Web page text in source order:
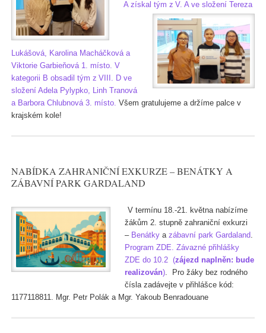
A získal tým z V. A ve složení Tereza
Lukášová, Karolina Macháčková a
Viktorie Garbieňová 1. místo. V
kategorii B obsadil tým z VIII. D ve
složení Adela Pylypko, Linh Tranová
a Barbora Chlubnová 3. místo. Všem gratulujeme a držíme palce v
krajském kole!
NABÍDKA ZAHRANIČNÍ EXKURZE – BENÁTKY A
ZÁBAVNÍ PARK GARDALAND
V termínu 18.-21. května nabízíme
žákům 2. stupně zahraniční exkurzi
– Benátkya zábavní park Gardaland
Program ZDE.
Závazné přihlášky
ZDE do 10.2 (zájezd naplněn: bude
realizován). Pro žáky bez rodného
čísla zadávejte v přihlášce kód:
1177118811. Mgr. Petr Polák a Mgr. Yakoub Benradouane